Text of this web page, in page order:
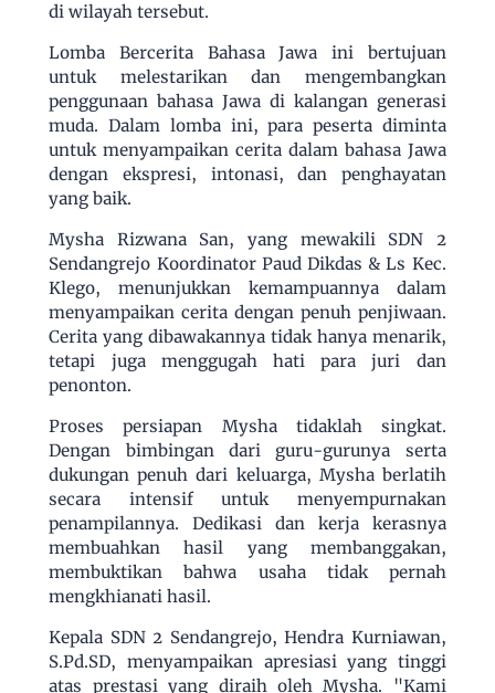
di wilayah tersebut.
Lomba Bercerita Bahasa Jawa ini bertujuan
untuk melestarikan dan mengembangkan
penggunaan bahasa Jawa di kalangan generasi
muda. Dalam lomba ini, para peserta diminta
untuk menyampaikan cerita dalam bahasa Jawa
dengan ekspresi, intonasi, dan penghayatan
yang baik.
Mysha Rizwana San, yang mewakili SDN 2
Sendangrejo Koordinator Paud Dikdas & Ls Kec.
Klego, menunjukkan kemampuannya dalam
menyampaikan cerita dengan penuh penjiwaan.
Cerita yang dibawakannya tidak hanya menarik,
tetapi juga menggugah hati para juri dan
penonton.
Proses persiapan Mysha tidaklah singkat.
Dengan bimbingan dari guru-gurunya serta
dukungan penuh dari keluarga, Mysha berlatih
secara intensif untuk menyempurnakan
penampilannya. Dedikasi dan kerja kerasnya
membuahkan hasil yang membanggakan,
membuktikan bahwa usaha tidak pernah
mengkhianati hasil.
Kepala SDN 2 Sendangrejo, Hendra Kurniawan,
S.Pd.SD, menyampaikan apresiasi yang tinggi
atas prestasi yang diraih oleh Mysha. "Kami